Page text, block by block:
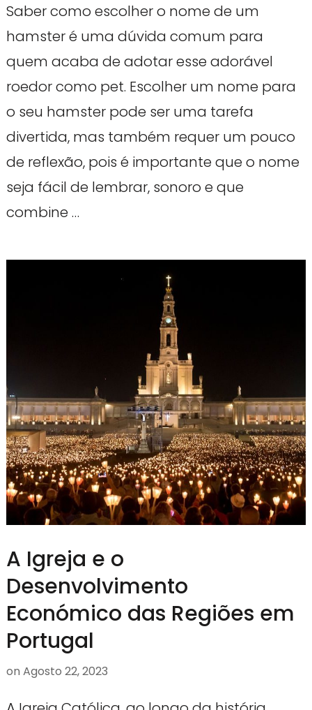
Saber como escolher o nome de um
hamster é uma dúvida comum para
quem acaba de adotar esse adorável
roedor como pet. Escolher um nome para
o seu hamster pode ser uma tarefa
divertida, mas também requer um pouco
de reflexão, pois é importante que o nome
seja fácil de lembrar, sonoro e que
combine …
A Igreja e o
Desenvolvimento
Económico das Regiões em
Portugal
on Agosto 22, 2023